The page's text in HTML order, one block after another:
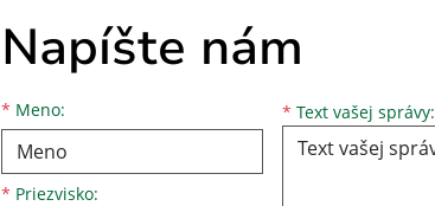
Napíšte nám
* Meno:
Meno
* Priezvisko:
Priezvisko
E-mailová adresa * Text vašej správy: